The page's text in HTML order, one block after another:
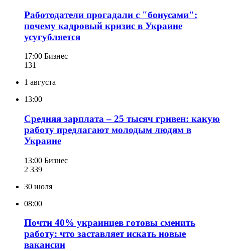
Работодатели прогадали с "бонусами":
почему кадровый кризис в Украине
усугубляется
17:00 Бизнес
131
1 августа
13:00
Средняя зарплата – 25 тысяч гривен: какую
работу предлагают молодым людям в
Украине
13:00 Бизнес
2 339
30 июля
08:00
Почти 40% украинцев готовы сменить
работу: что заставляет искать новые
вакансии